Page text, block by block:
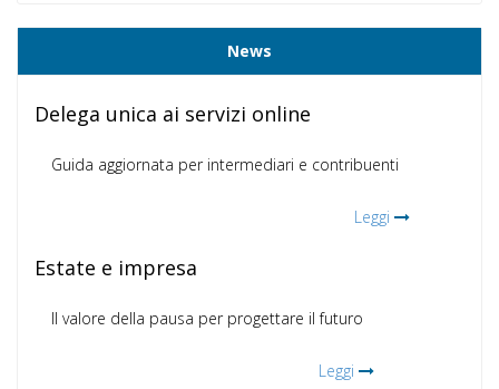
News
Delega unica ai servizi online
Guida aggiornata per intermediari e contribuenti
Leggi
Estate e impresa
Il valore della pausa per progettare il futuro
Leggi